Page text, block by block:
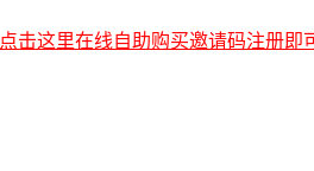
点击这里在线自助购买邀请码注册即